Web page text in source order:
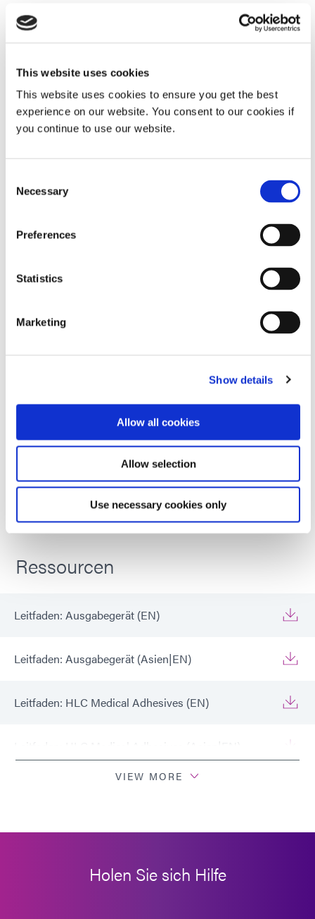
This website uses cookies
This website uses cookies to ensure you get the best
experience on our website. You consent to our cookies if
you continue to use our website.
Selection
Necessary
Preferences
Statistics
Marketing
Show details
Allow all cookies
Allow selection
Use necessary cookies only
lichthärtenden Hybridmaterialien
sowohl in automatisierte Ausgabe
Global Except Europe
SmartDispenser
Diese Dosierlösung wurde für präzise
in 30-ml-Spritzen. Ihr mechanischer
Druckluft und verbessert so die
dispensing, eliminating the need for
compressed air.
Ressourcen
Leitfaden: Ausgabegerät (EN)
Leitfaden: Ausgabegerät (Asien|EN)
Leitfaden: HLC Medical Adhesives (EN)
Leitfaden: HLC Medical Adhesives (Asien|EN)
VIEW MORE
Holen Sie sich Hilfe